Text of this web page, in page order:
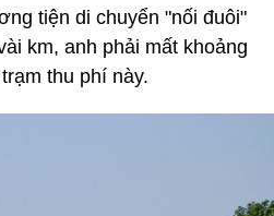
tiện di chuyển "nối đuôi"
km, anh phải mất khoảng
thu phí này.